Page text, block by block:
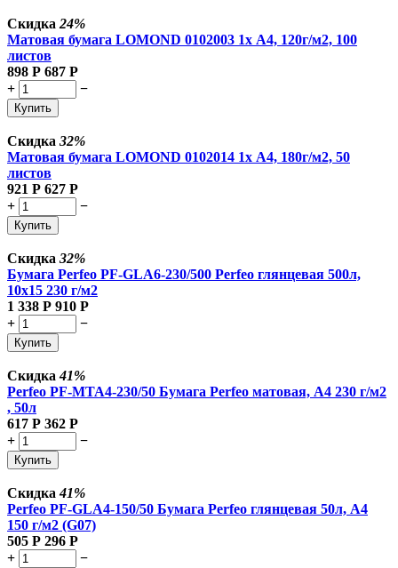
Скидка 24%
Матовая бумага LOMOND 0102003 1х A4, 120г/м2, 100
листов
898 Р 687 Р
+
−
Купить
Скидка 32%
Матовая бумага LOMOND 0102014 1х A4, 180г/м2, 50
листов
921 Р 627 Р
+
−
Купить
Скидка 32%
Бумага Perfeo PF-GLA6-230/500 Perfeo глянцевая 500л,
10х15 230 г/м2
1 338 Р 910 Р
+
−
Купить
Скидка41%
Perfeo PF-MTA4-230/50 Бумага Perfeo матовая, А4 230 г/м2
, 50л
617 Р 362 Р
+
−
Купить
Скидка41%
Perfeo PF-GLA4-150/50 Бумага Perfeo глянцевая 50л, А4
150 г/м2 (G07)
505 Р 296 Р
+
−